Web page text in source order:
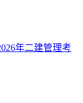
年二建管理考